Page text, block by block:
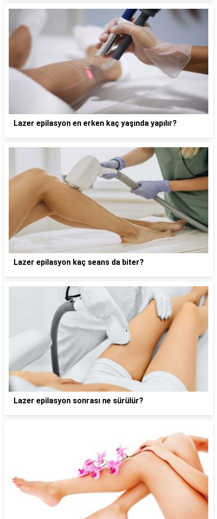
Lazer epilasyon en erken kaç yaşında yapılır?
Lazer epilasyon kaç seans da biter?
Lazer epilasyon sonrası ne sürülür?